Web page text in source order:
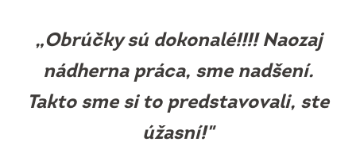
Obrúčky sú prekrásne, sedia ako
uliate. Máme z nich obrovskú
radosť.